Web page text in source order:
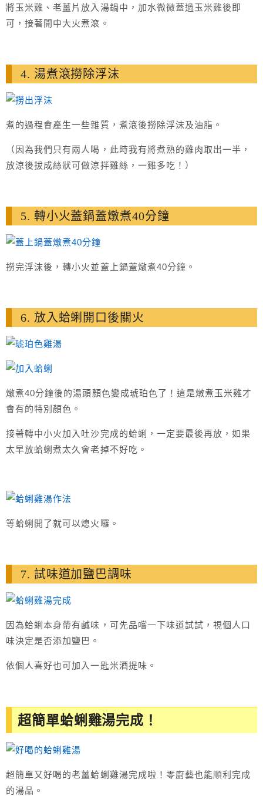
將玉米雞、老薑片放入湯鍋中，加水微微蓋過玉米雞後即
可，接著開中大火煮滾。
4. 湯煮滾撈除浮沫
煮的過程會產生一些雜質，煮滾後撈除浮沫及油脂。
（因為我們只有兩人喝，此時我有將煮熟的雞肉取出一半，
放涼後拔成絲狀可做涼拌雞絲，一雞多吃！）
5. 轉小火蓋鍋蓋燉煮40分鐘
撈完浮沫後，轉小火並蓋上鍋蓋燉煮40分鐘。
6. 放入蛤蜊開口後關火
燉煮40分鐘後的湯頭顏色變成琥珀色了！這是燉煮玉米雞才
會有的特別顏色。
接著轉中小火加入吐沙完成的蛤蜊，一定要最後再放，如果
太早放蛤蜊煮太久會老掉不好吃。
等蛤蜊開了就可以熄火囉。
7. 試味道加鹽巴調味
因為蛤蜊本身帶有鹹味，可先品嚐一下味道試試，視個人口
味決定是否添加鹽巴。
依個人喜好也可加入一匙米酒提味。
超簡單蛤蜊雞湯完成！
超簡單又好喝的老薑蛤蜊雞湯完成啦！零廚藝也能順利完成
的湯品。